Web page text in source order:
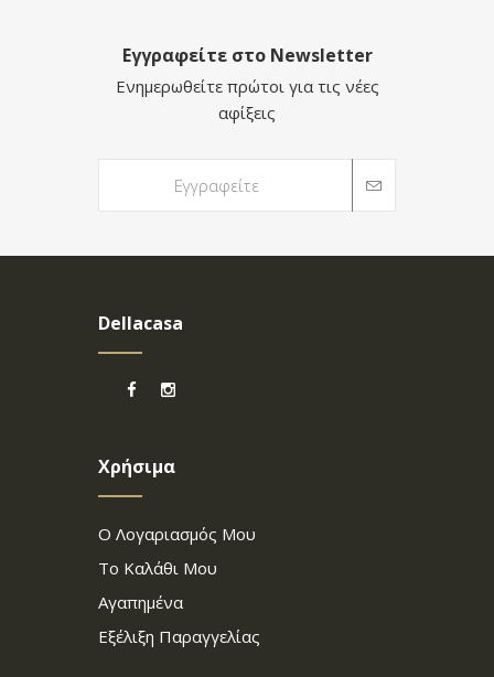
Εγγραφείτε στο Newsletter
Ενημερωθείτε πρώτοι για τις νέες
αφίξεις
Dellacasa
Χρήσιμα
Ο Λογαριασμός Μου
Το Καλάθι Μου
Αγαπημένα
Εξέλιξη Παραγγελίας